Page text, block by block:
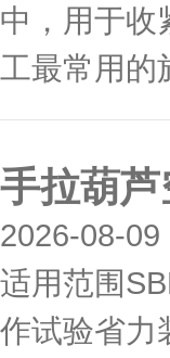
中，用于收
工最常用的
手拉葫
2026-08-09
适用范围
作试验省力